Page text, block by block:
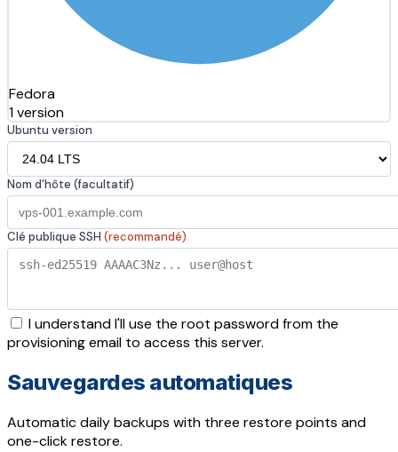
Fedora
1 version
Ubuntu version
Nom d'hôte (facultatif)
Clé publique SSH (recommandé)
I understand I'll use the root password from the
provisioning email to access this server.
Sauvegardes automatiques
Automatic daily backups with three restore points and
one-click restore.